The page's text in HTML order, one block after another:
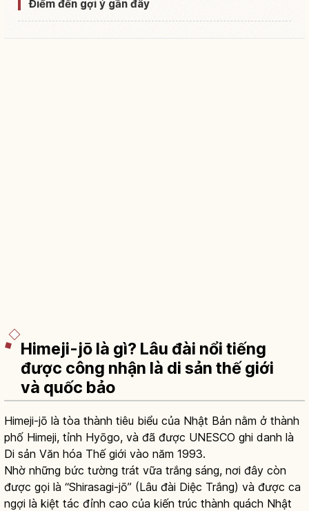
Điểm đến gợi ý gần đây
Himeji-jō là gì? Lâu đài nổi tiếng
được công nhận là di sản thế giới
và quốc bảo
Himeji-jō là tòa thành tiêu biểu của Nhật Bản nằm ở thành
phố Himeji, tỉnh Hyōgo, và đã được UNESCO ghi danh là
Di sản Văn hóa Thế giới vào năm 1993.
Nhờ những bức tường trát vữa trắng sáng, nơi đây còn
được gọi là “Shirasagi-jō” (Lâu đài Diệc Trắng) và được ca
ngợi là kiệt tác đỉnh cao của kiến trúc thành quách Nhật